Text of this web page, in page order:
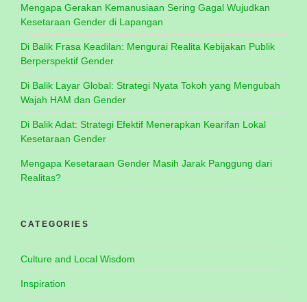
Mengapa Gerakan Kemanusiaan Sering Gagal Wujudkan
Kesetaraan Gender di Lapangan
Di Balik Frasa Keadilan: Mengurai Realita Kebijakan Publik
Berperspektif Gender
Di Balik Layar Global: Strategi Nyata Tokoh yang Mengubah
Wajah HAM dan Gender
Di Balik Adat: Strategi Efektif Menerapkan Kearifan Lokal
Kesetaraan Gender
Mengapa Kesetaraan Gender Masih Jarak Panggung dari
Realitas?
CATEGORIES
Culture and Local Wisdom
Inspiration